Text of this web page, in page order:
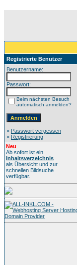
Registrierte Benutzer
Benutzername:
Passwort:
Beim nächsten Besuch
automatisch anmelden?
» Passwort vergessen
» Registrierung
Neu
Ab sofort ist ein
Inhaltsverzeichnis
als Übersicht und zur
schnellen Bildsuche
verfügbar.